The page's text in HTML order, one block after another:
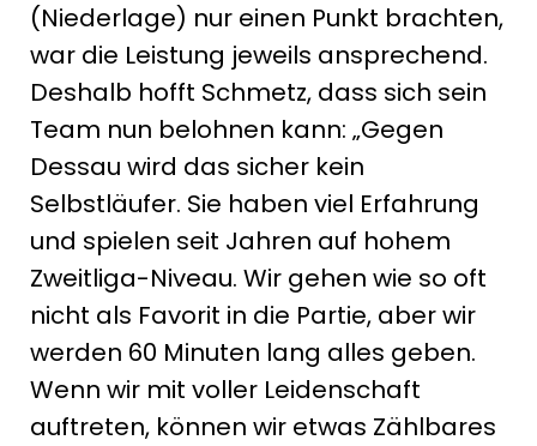
(Niederlage) nur einen Punkt brachten,
war die Leistung jeweils ansprechend.
Deshalb hofft Schmetz, dass sich sein
Team nun belohnen kann: „Gegen
Dessau wird das sicher kein
Selbstläufer. Sie haben viel Erfahrung
und spielen seit Jahren auf hohem
Zweitliga-Niveau. Wir gehen wie so oft
nicht als Favorit in die Partie, aber wir
werden 60 Minuten lang alles geben.
Wenn wir mit voller Leidenschaft
auftreten, können wir etwas Zählbares